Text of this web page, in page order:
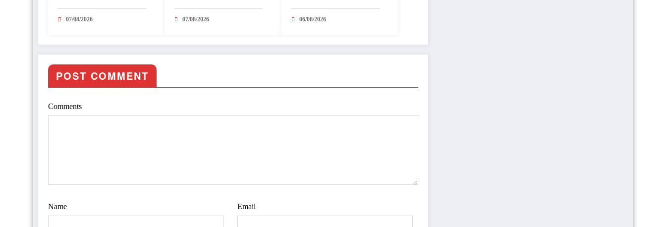
la 1 octombrie 2026
07/08/2026 07/08/2026
transformarea schemei de
compensare a accizei în
06/08/2026
POST COMMENT
Comments
Name Email